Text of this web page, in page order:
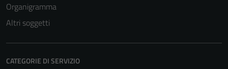
Organigramma
Altri soggetti
CATEGORIE DI SERVIZIO